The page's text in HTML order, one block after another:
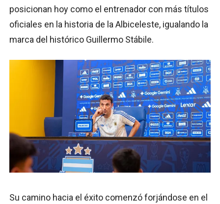
posicionan hoy como el entrenador con más títulos
oficiales en la historia de la Albiceleste, igualando la
marca del histórico Guillermo Stábile.
Su camino hacia el éxito comenzó forjándose en el